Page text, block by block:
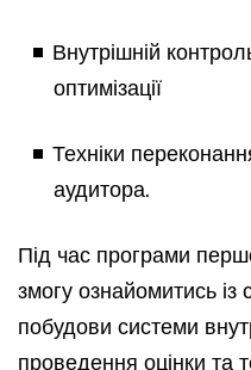
Внутрішній
оптимізації
Техніки
аудитора.
Під час програми
змогу ознайомитись із
побудови системи
проведення оцінки та